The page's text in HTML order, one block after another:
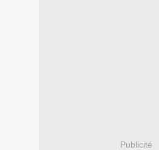
Publicité